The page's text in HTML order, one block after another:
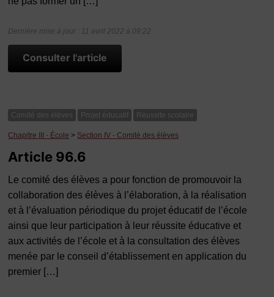
Dernière mise à jour : 11 avril 2022 à 09:22
Consulter l'article
Comité des élèves Projet éducatif Réussite scolaire
Chapitre III - École > Section IV - Comité des élèves
Article 96.6
Le comité des élèves a pour fonction de promouvoir la
collaboration des élèves à l’élaboration, à la réalisation
et à l’évaluation périodique du projet éducatif de l’école
ainsi que leur participation à leur réussite éducative et
aux activités de l’école et à la consultation des élèves
menée par le conseil d’établissement en application du
premier […]